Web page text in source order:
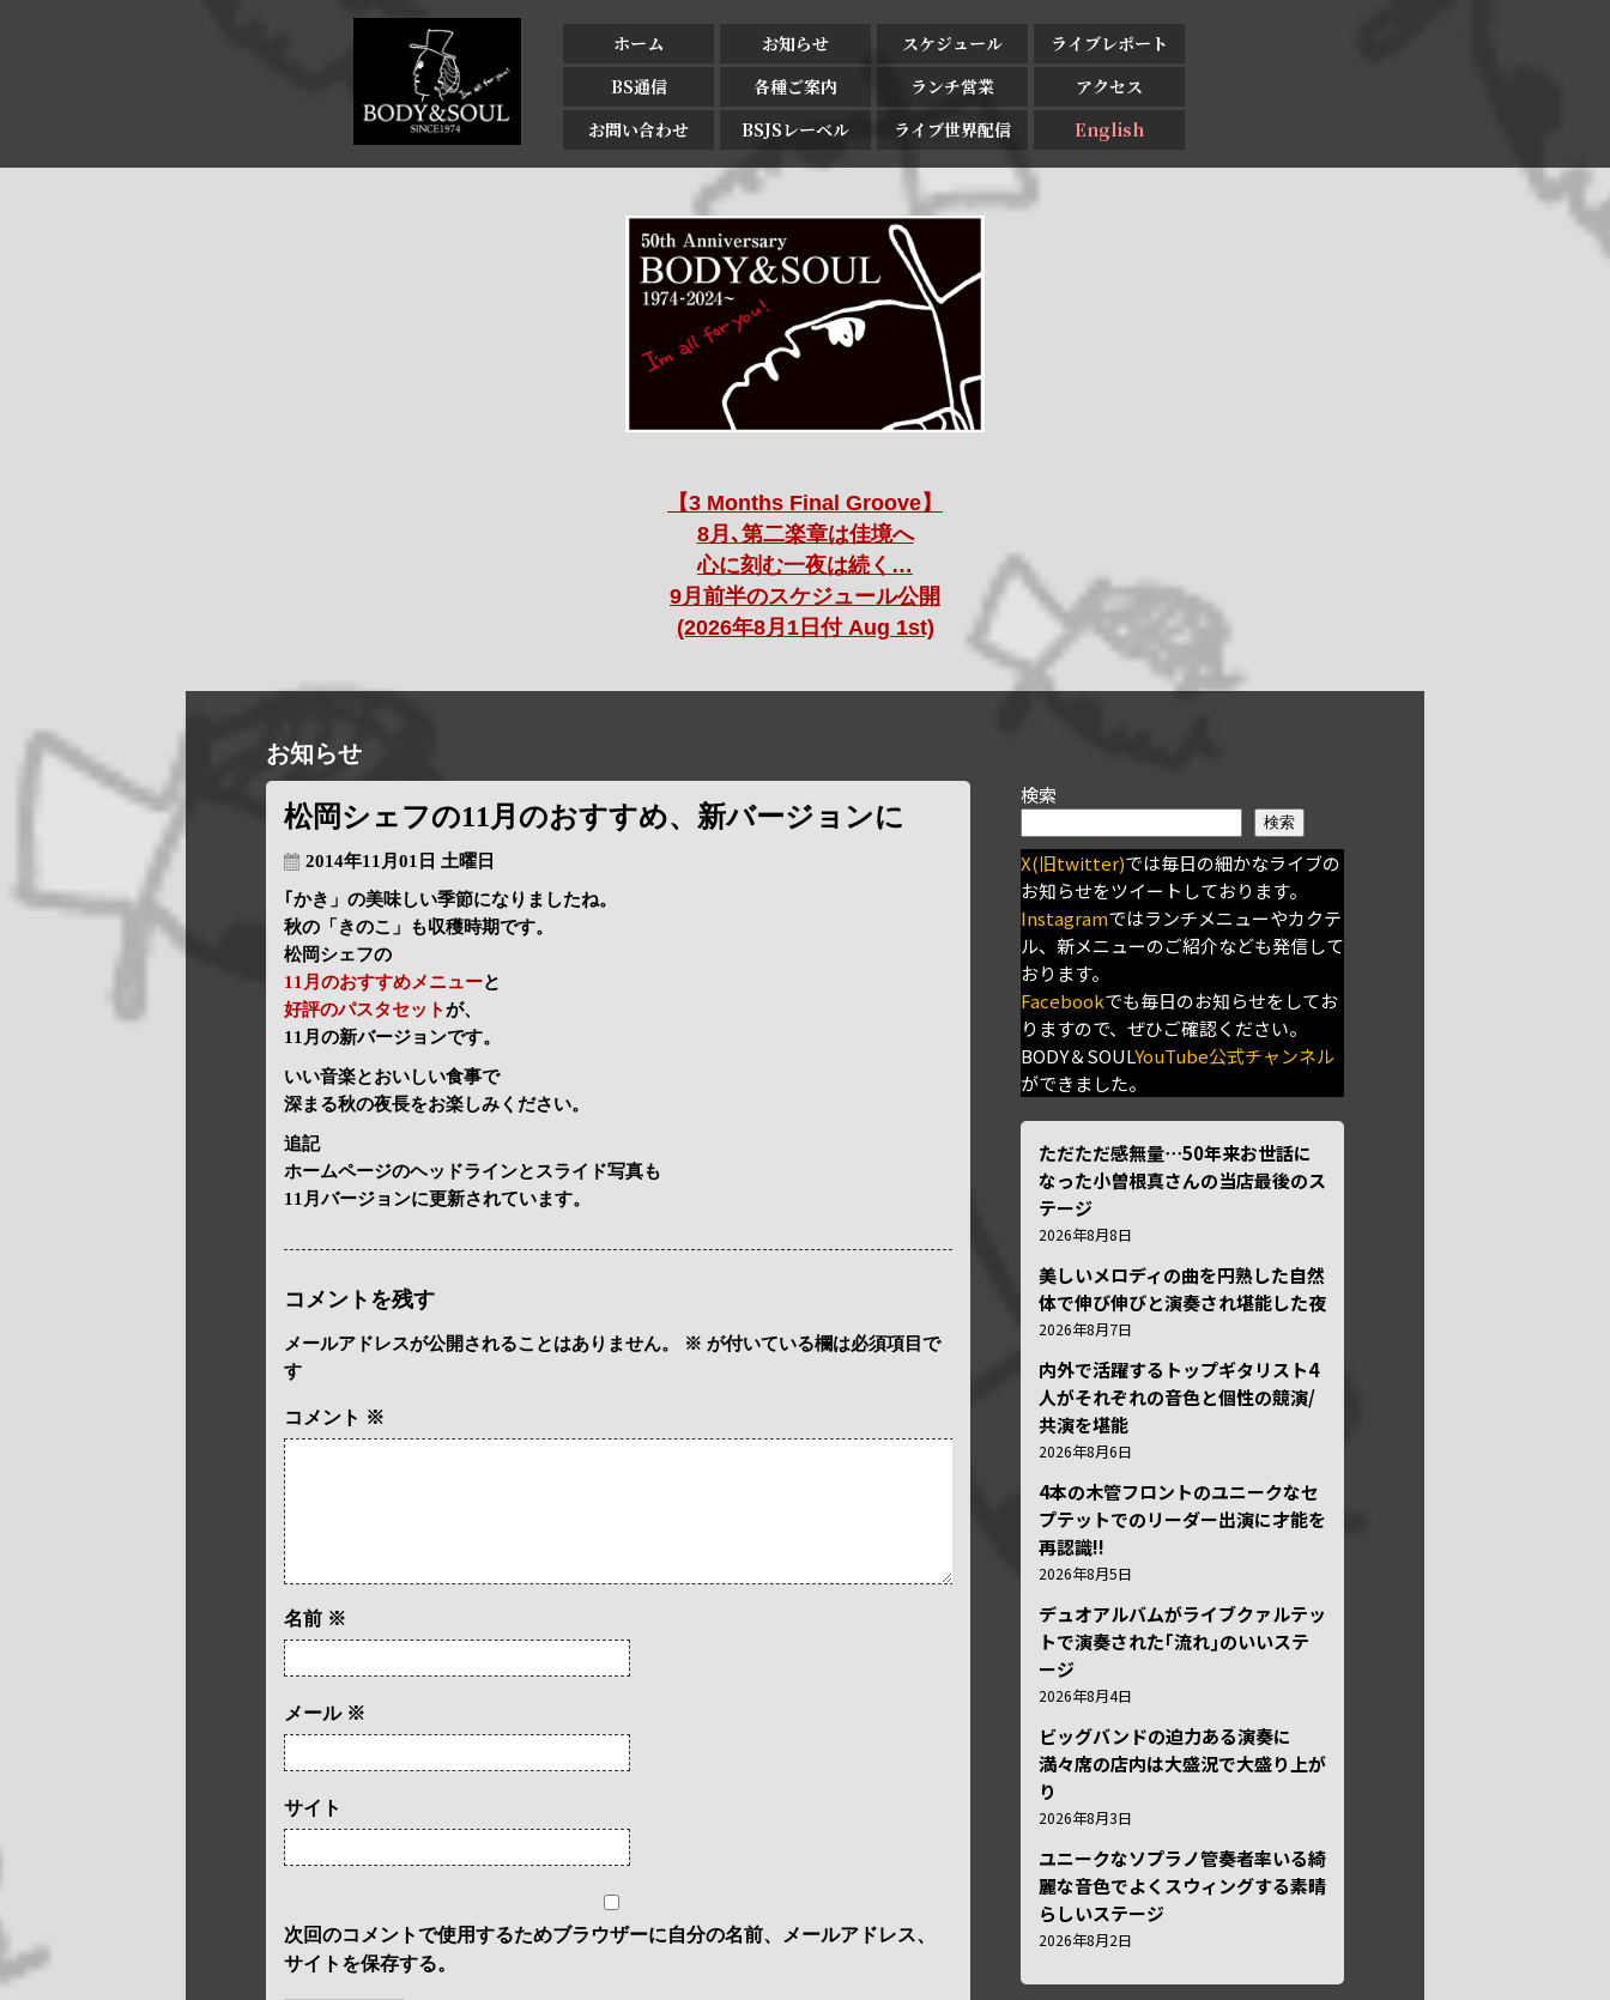
ホーム お知らせ スケジュール
ライブレポート
BS通信
各種ご案内 ランチ営業
アクセス
お問い合わせ
BSJSレーベル ライブ世界配信 English
【3 Months Final Groove】
8月､第二楽章は佳境へ
心に刻む一夜は続く…
9月前半のスケジュール公開
(2026年8月1日付 Aug 1st)
お知らせ
松岡シェフの11月のおすすめ、新バージョンに
2014年11月01日 土曜日
｢かき」の美味しい季節になりましたね。
秋の「きのこ」も収穫時期です。
松岡シェフの
11月のおすすめメニューと
好評のパスタセットが、
11月の新バージョンです。
いい音楽とおいしい食事で
深まる秋の夜長をお楽しみください。
追記
ホームページのヘッドラインとスライド写真も
11月バージョンに更新されています。
コメントを残す
メールアドレスが公開されることはありません。 ※ が付いている欄は必須項目で
す
コメント ※
名前 ※
メール ※
サイト
次回のコメントで使用するためブラウザーに自分の名前、メールアドレス、
サイトを保存する。
検索
検索
X(旧twitter)では毎日の細かなライブの
お知らせをツイートしております。
Instagramではランチメニューやカクテ
ル、新メニューのご紹介なども発信して
おります。
Facebookでも毎日のお知らせをしてお
りますので、ぜひご確認ください。
BODY＆SOULYouTube公式チャンネル
ができました。
ただただ感無量⋯50年来お世話に
なった小曽根真さんの当店最後のス
テージ
2026年8月8日
美しいメロディの曲を円熟した自然
体で伸び伸びと演奏され堪能した夜
2026年8月7日
内外で活躍するトップギタリスト4
人がそれぞれの音色と個性の競演/
共演を堪能
2026年8月6日
4本の木管フロントのユニークなセ
プテットでのリーダー出演に才能を
再認識!!
2026年8月5日
デュオアルバムがライブクァルテッ
トで演奏された｢流れ｣のいいステ
ージ
2026年8月4日
ビッグバンドの迫力ある演奏に
満々席の店内は大盛況で大盛り上が
り
2026年8月3日
ユニークなソプラノ管奏者率いる綺
麗な音色でよくスウィングする素晴
らしいステージ
2026年8月2日